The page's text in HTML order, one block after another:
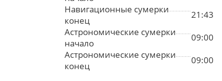
Навигационные сумерки
конец
21:43
Астрономические сумерки
начало
09:00
Астрономические сумерки
конец
09:00